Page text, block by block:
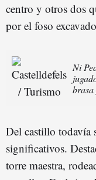
centro y otros dos
por el foso
Ni
Del castillo todavía
significativos.
torre maestra,